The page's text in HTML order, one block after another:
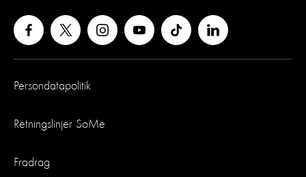
Persondatapolitik
Retningslinjer SoMe
Fradrag